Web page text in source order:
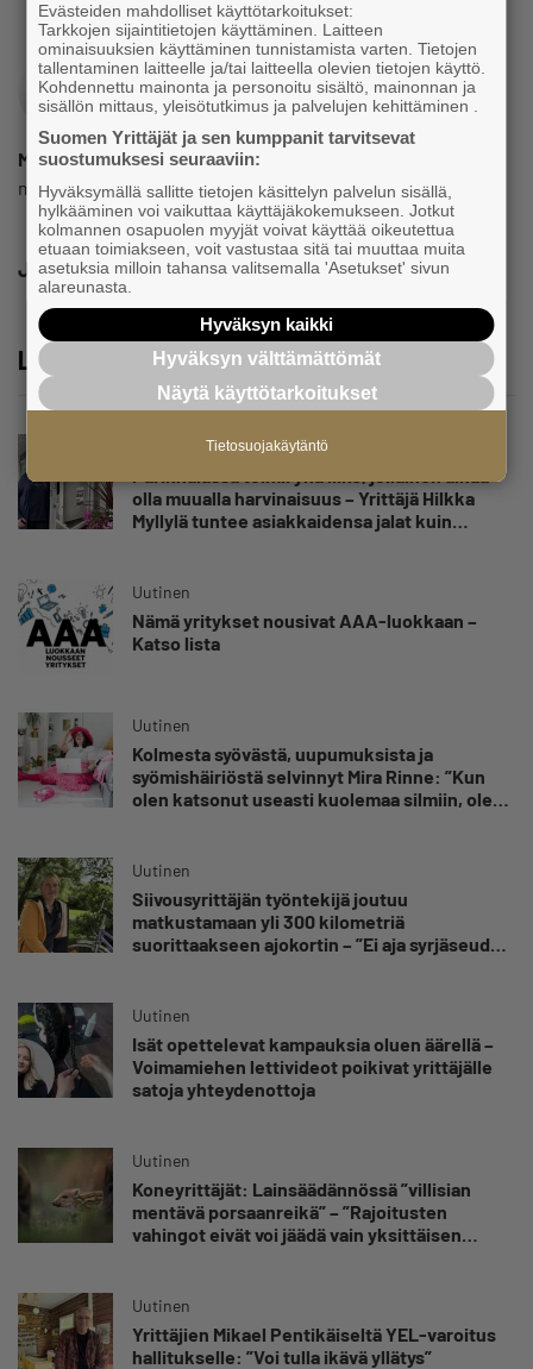
Mikko Heino
mikko.heino@yrittajat.fi
Jaa
Lue lisää
olla muualla harvinaisuus – Yrittäjä Hilkka
Myllylä tuntee asiakkaidensa jalat kuin
Uutinen
Nämä yritykset nousivat AAA-luokkaan –
Katso lista
Uutinen
Kolmesta syövästä, uupumuksista ja
syömishäiriöstä selvinnyt Mira Rinne: ”Kun
olen katsonut useasti kuolemaa silmiin, olen
Uutinen
Siivousyrittäjän työntekijä joutuu
matkustamaan yli 300 kilometriä
suorittaakseen ajokortin – ”Ei aja syrjäseudun
Uutinen
Isät opettelevat kampauksia oluen äärellä –
Voimamiehen lettivideot poikivat yrittäjälle
satoja yhteydenottoja
Uutinen
Koneyrittäjät: Lainsäädännössä ”villisian
mentävä porsaanreikä” – ”Rajoitusten
vahingot eivät voi jäädä vain yksittäisen
Uutinen
Yrittäjien Mikael Pentikäiseltä YEL-varoitus
hallitukselle: ”Voi tulla ikävä yllätys”
Evästeiden mahdolliset käyttötarkoitukset:
Tarkkojen sijaintitietojen käyttäminen. Laitteen
ominaisuuksien käyttäminen tunnistamista varten. Tietojen
tallentaminen laitteelle ja/tai laitteella olevien tietojen käyttö.
Kohdennettu mainonta ja personoitu sisältö, mainonnan ja
sisällön mittaus, yleisötutkimus ja palvelujen kehittäminen .
Suomen Yrittäjät ja sen kumppanit tarvitsevat
suostumuksesi seuraaviin:
Hyväksymällä sallitte tietojen käsittelyn palvelun sisällä,
hylkääminen voi vaikuttaa käyttäjäkokemukseen. Jotkut
kolmannen osapuolen myyjät voivat käyttää oikeutettua
etuaan toimiakseen, voit vastustaa sitä tai muuttaa muita
asetuksia milloin tahansa valitsemalla 'Asetukset' sivun
alareunasta.
Hyväksyn kaikki
Hyväksyn välttämättömät
Näytä käyttötarkoitukset
Tietosuojakäytäntö